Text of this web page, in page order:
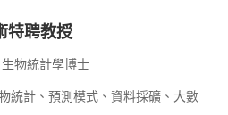
特聘教授
物統計學博士
統計、預測模式、資料採礦、大數